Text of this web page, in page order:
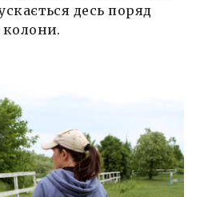
десь поряд
колони.